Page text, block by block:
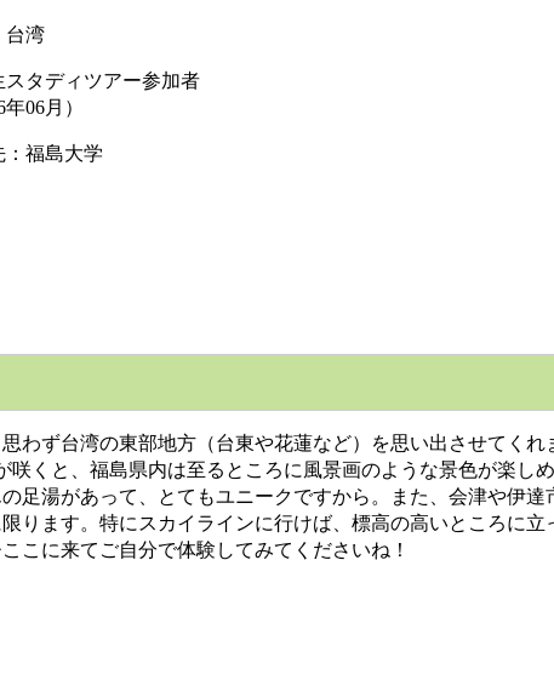
台湾
スタディツアー参加者
年06月）
：福島大学
ず台湾の東部地方（台東や花蓮など）を思い出させてくれ
くと、福島県内は至るところに風景画のような景色が楽し
足湯があって、とてもユニークですから。また、会津や伊
ります。特にスカイラインに行けば、標高の高いところに
こに来てご自分で体験してみてくださいね！